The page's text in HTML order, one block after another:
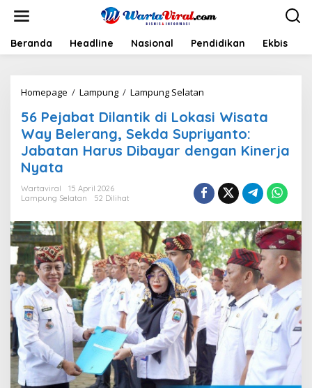
t
Beranda Headline Nasional Pendidikan Ekbis
Homepage / Lampung / Lampung Selatan
P
e
j
a
a
t
D
l
a
n
t
i
d
L
o
k
s
56 Pejabat Dilantik di Lokasi Wisata
Way Belerang, Sekda Supriyanto:
Jabatan Harus Dibayar dengan Kinerja
Nyata
Wartaviral
15 April 2026
Lampung Selatan
52 Dilihat